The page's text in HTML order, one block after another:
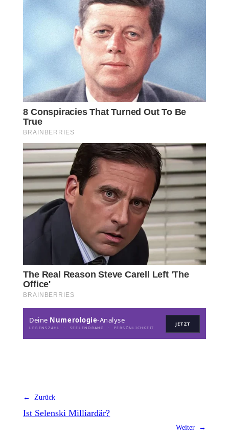
Deine Numerologie-Analyse
LEBENSZAHL · SEELENDRANG · PERSÖNLICHKEIT
JETZT
← Zurück
Ist Selenski Milliardär?
Weiter →